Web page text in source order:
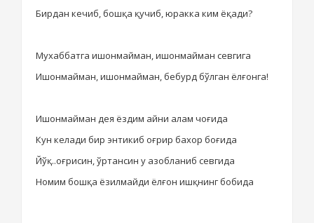
Бирдан кечиб, бошқа қучиб, юракка ким ёқади?
Мухаббатга ишонмайман, ишонмайман севгига
Ишонмайман, ишонмайман, бебурд бўлган ёлғонга!
Ишонмайман дея ёздим айни алам чоғида
Кун келади бир энтикиб оғрир бахор боғида
Йўқ..оғрисин, ўртансин у азобланиб севгида
Номим бошқа ёзилмайди ёлғон ишқнинг бобида